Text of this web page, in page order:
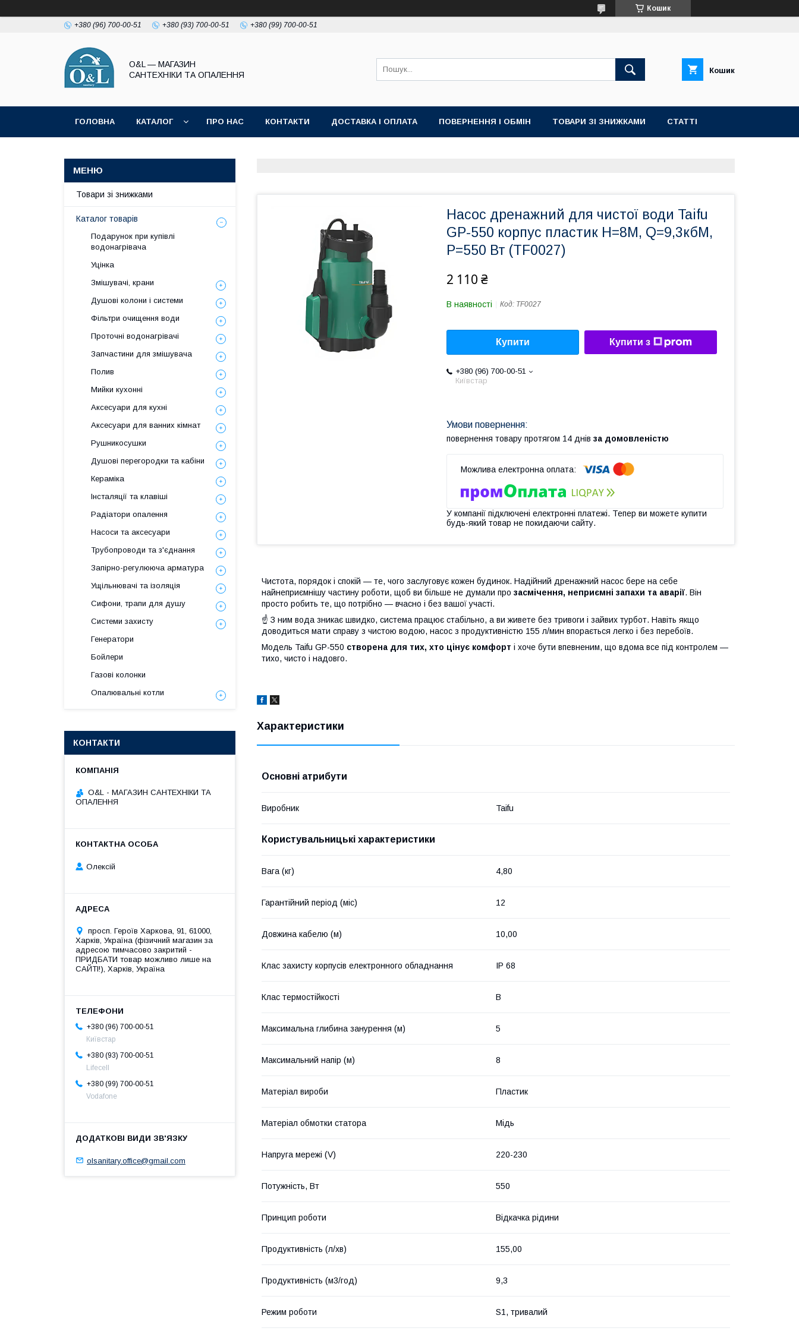
Кошик
+380 (96) 700-00-51 +380 (93) 700-00-51 +380 (99) 700-00-51
O&L — МАГАЗИН
САНТЕХНІКИ ТА ОПАЛЕННЯ
Кошик
ГОЛОВНА КАТАЛОГ ПРО НАС КОНТАКТИ ДОСТАВКА І ОПЛАТА ПОВЕРНЕННЯ І ОБМІН ТОВАРИ ЗІ ЗНИЖКАМИ СТАТТІ
Насос дренажний для чистої води Taifu
GP-550 корпус пластик Н=8М, Q=9,3кбМ,
P=550 Вт (TF0027)
2 110 ₴
В наявності Код: TF0027
Купити Купити з
+380 (96) 700-00-51
Київстар
повернення товару протягом 14 днів за домовленістю
У компанії підключені електронні платежі. Тепер ви можете купити
будь-який товар не покидаючи сайту.
Чистота, порядок і спокій — те, чого заслуговує кожен будинок. Надійний дренажний насос бере на себе
найнеприємнішу частину роботи, щоб ви більше не думали про засмічення, неприємні запахи та аварії. Він
просто робить те, що потрібно — вчасно і без вашої участі.
☝ З ним вода зникає швидко, система працює стабільно, а ви живете без тривоги і зайвих турбот. Навіть якщо
доводиться мати справу з чистою водою, насос з продуктивністю 155 л/мин впорається легко і без перебоїв.
Модель Taifu GP-550 створена для тих, хто цінує комфорт і хоче бути впевненим, що вдома все під контролем —
тихо, чисто і надовго.
Характеристики
Основні атрибути
Виробник Taifu
Користувальницькі характеристики
Вага (кг) 4,80
Гарантійний період (міс) 12
Довжина кабелю (м) 10,00
Клас захисту корпусів електронного обладнання IP 68
Клас термостійкості B
Максимальна глибина занурення (м) 5
Максимальний напір (м) 8
Матеріал вироби Пластик
Матеріал обмотки статора Мідь
Напруга мережі (V) 220-230
Потужність, Вт 550
Принцип роботи Відкачка рідини
Продуктивність (л/хв) 155,00
Продуктивність (м3/год) 9,3
Режим роботи S1, тривалий
Товари зі знижками
Каталог товарів
Подарунок при купівлі
водонагрівача
Уцінка
Змішувачі, крани
Душові колони і системи
Фільтри очищення води
Проточні водонагрівачі
Запчастини для змішувача
Полив
Мийки кухонні
Аксесуари для кухні
Аксесуари для ванних кімнат
Рушникосушки
Душові перегородки та кабіни
Кераміка
Інсталяції та клавіші
Радіатори опалення
Насоси та аксесуари
Трубопроводи та з'єднання
Запірно-регулююча арматура
Ущільнювачі та ізоляція
Сифони, трапи для душу
Системи захисту
Генератори
Бойлери
Газові колонки
Опалювальні котли
КОНТАКТИ
O&L - МАГАЗИН САНТЕХНІКИ ТА
ОПАЛЕННЯ
Олексій
просп. Героїв Харкова, 91, 61000,
Харків, Україна (фізичний магазин за
адресою тимчасово закритий -
ПРИДБАТИ товар можливо лише на
САЙТІ!), Харків, Україна
+380 (96) 700-00-51
Київстар
+380 (93) 700-00-51
Lifecell
+380 (99) 700-00-51
Vodafone
olsanitary.office@gmail.com